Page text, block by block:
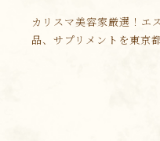
カリスマ美容家厳選！エ
品、サプリメントを東京